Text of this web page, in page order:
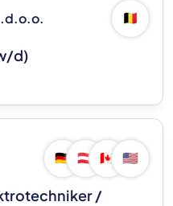
🇧🇪
d)
🇩🇪 🇦🇹 🇨🇦 🇺🇸
/